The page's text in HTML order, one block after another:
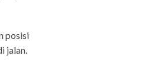
posisi
jalan.